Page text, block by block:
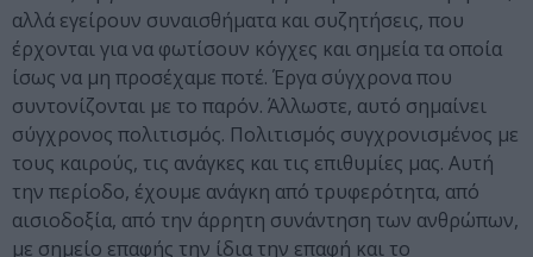
αλλά εγείρουν συναισθήματα και συζητήσεις, που
έρχονται για να φωτίσουν κόγχες και σημεία τα οποία
ίσως να μη προσέχαμε ποτέ. Έργα σύγχρονα που
συντονίζονται με το παρόν. Άλλωστε, αυτό σημαίνει
σύγχρονος πολιτισμός. Πολιτισμός συγχρονισμένος με
τους καιρούς, τις ανάγκες και τις επιθυμίες μας. Αυτή
την περίοδο, έχουμε ανάγκη από τρυφερότητα, από
αισιοδοξία, από την άρρητη συνάντηση των ανθρώπων,
με σημείο επαφής την ίδια την επαφή και το